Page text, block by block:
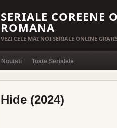
SERIALE COREENE
ROMANA
VEZI CELE MAI NOI SERIALE ONLINE
Noutati Toate Serialele
Hide (2024)